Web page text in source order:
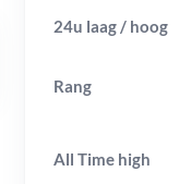
24u laag / hoog
Rang
All Time high